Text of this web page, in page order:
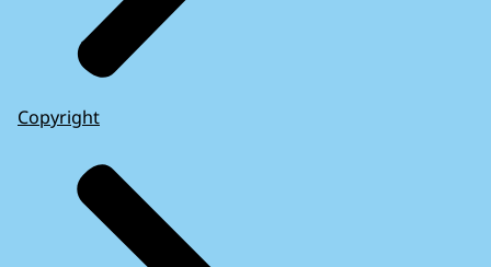
Copyright